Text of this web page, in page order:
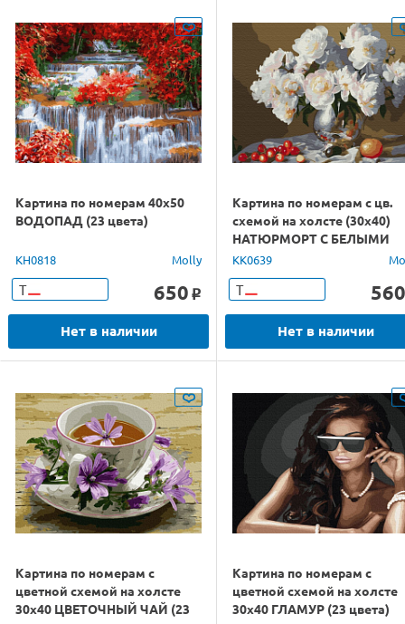
Картина по номерам 40х50
ВОДОПАД (23 цвета)
KH0818 Molly
Т 650 o
Нет в наличии
Картина по номерам с цв.
схемой на холсте (30х40)
НАТЮРМОРТ С БЕЛЫМИ
ПИОНАМИ (23 цвета)
KK0639
Т 560
Нет в наличии
Картина по номерам с
цветной схемой на холсте
30х40 ЦВЕТОЧНЫЙ ЧАЙ (23
Картина по номерам с
цветной схемой на холсте
30х40 ГЛАМУР (23 цвета)